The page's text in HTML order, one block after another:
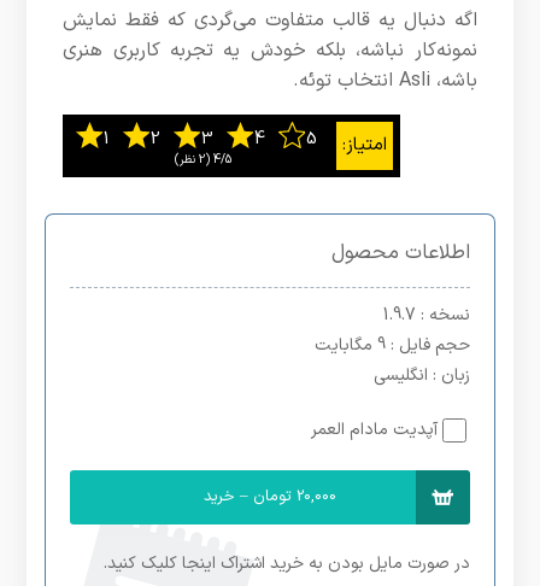
اگه دنبال یه قالب متفاوت می‌گردی که فقط نمایش
نمونه‌کار نباشه، بلکه خودش یه تجربه کاربری هنری
باشه، Asli انتخاب توئه.
4/5
اطلاعات محصول
نسخه : 1.9.7
حجم فایل : 9 مگابایت
زبان : انگلیسی
آپدیت مادام العمر
20,000 تومان – خرید
در صورت مایل بودن به خرید اشتراک اینجا کلیک کنید.